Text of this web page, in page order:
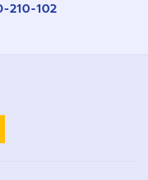
210-102